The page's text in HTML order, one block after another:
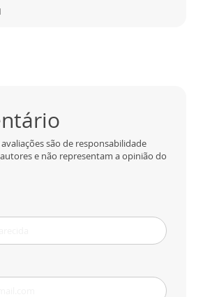
são de responsabilidade
e não representam a opinião do